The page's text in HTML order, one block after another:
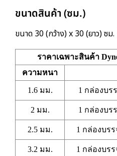
ขนาดสินค้า (ซม.)
ขนาด 30 (กว้าง) x 30 (ยาว) ซ
ราคาเฉพาะสินค้า
ความหนา
1.6 มม. 1 กล่องบร
2 มม. 1 กล่องบร
2.5 มม. 1 กล่องบรร
3.2 มม. 1 กล่องบรร